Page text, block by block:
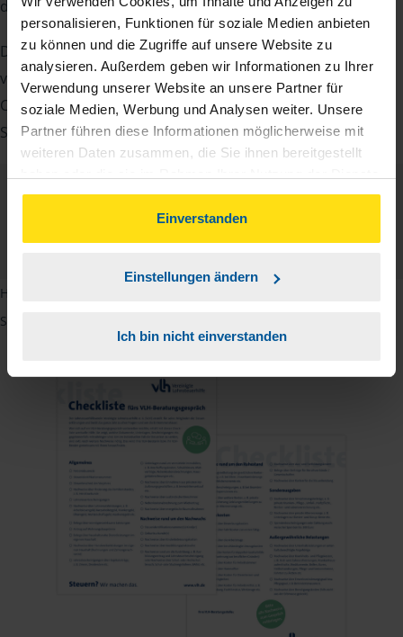
personalisieren, Funktionen für soziale Medien anbieten
zu können und die Zugriffe auf unsere Website zu
analysieren. Außerdem geben wir Informationen zu Ihrer
Verwendung unserer Website an unsere Partner für
soziale Medien, Werbung und Analysen weiter. Unsere
Partner führen diese Informationen möglicherweise mit
weiteren Daten zusammen, die Sie ihnen bereitgestellt
gesammelt haben. Indem Sie auf Einverstanden klicken,
können Sie der Verwendung von Cookies, gemäß
unserer
Einverstanden
Einstellungen ändern
Ich bin nicht einverstanden
die Bescheinigung über das Kindergeld.
Damit Sie sich gut vorbereiten können und keinen der
vielen Nachweise vergessen, stellen wir Ihnen hier eine
Checkliste für Arbeitnehmer, Beamte, Auszubildende und
Studenten sowie Rentner zur Verfügung.
PDF - 585 KB
Deutsch
Hinweis: Übersetzungen in mehreren Sprachen finden Sie, wenn
Sie auf den Pfeil neben der Sprache Deutsch klicken.